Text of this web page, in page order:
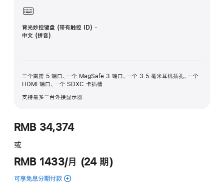
背光妙控键盘 (带有触控 ID) -
中文 (拼音)
三个雷雳 5 端口、一个 MagSafe 3 端口、一个 3.5 毫米耳机插孔、一个
HDMI 端口、一个 SDXC 卡插槽
支持最多三台外接显示器
RMB 34,374
或
RMB 1433/月 (24 期)
可享免息分期付款 (16